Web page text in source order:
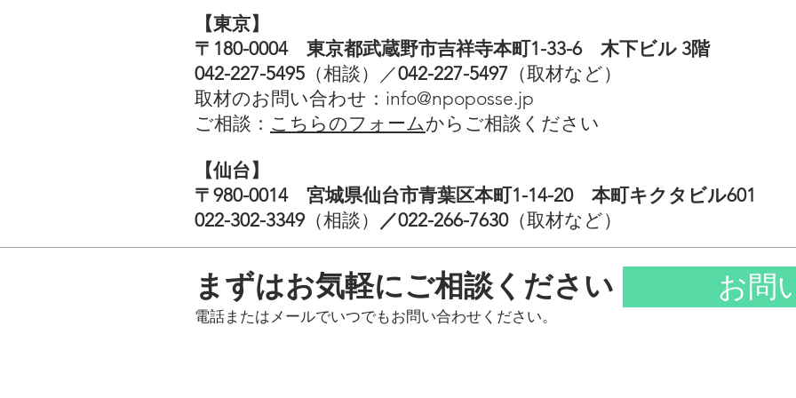
まずはお気軽にご相談ください
電話またはメールでいつでもお問い合わせください。
お問
【東京】
〒180-0004 東京都武蔵野市吉祥寺本町1-33-6 木下ビル 3階
042-227-5495 （相談）／042-227-5497 （取材など）
取材のお問い合わせ： info@npoposse.jp
​ご相談： こちらのフォームからご相談ください
【仙台】
〒980-0014 宮城県仙台市青葉区本町1-14-20 本町キクタビル601
022-302-3349（相談） ／022-266-7630（取材など）